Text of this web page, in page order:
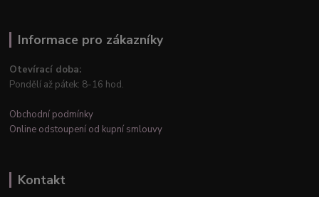
Informace pro zákazníky
Otevírací doba:
Pondělí až pátek: 8-16 hod.
Obchodní podmínky
Online odstoupení od kupní smlouvy
Kontakt